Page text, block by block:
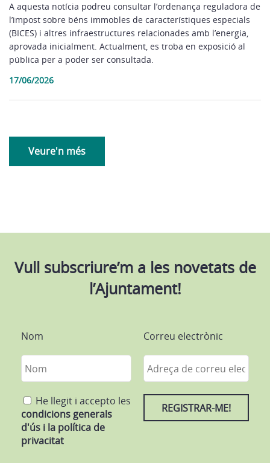
A aquesta notícia podreu consultar l’ordenança reguladora de
l’impost sobre béns immobles de característiques especials
(BICES) i altres infraestructures relacionades amb l’energia,
aprovada inicialment. Actualment, es troba en exposició al
pública per a poder ser consultada.
17/06/2026
Veure'n més
Vull subscriure’m a les novetats de
l’Ajuntament!
Nom
He llegit i accepto les
condicions generals
d'ús i la política de
privacitat
Correu electrònic